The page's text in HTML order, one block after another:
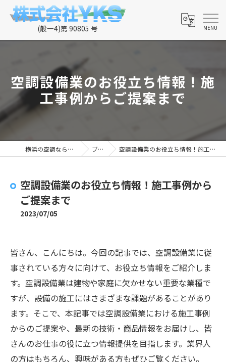
空調設備業のお役立ち情報！施
工事例からご提案まで
横浜の空調なら株式会社YKS ブログ 空調設備業のお役立ち情報！施工事例からご提案まで
空調設備業のお役立ち情報！施工事例から
ご提案まで
2023/07/05
皆さん、こんにちは。今回の記事では、空調設備業に従
事されている方々に向けて、お役立ち情報をご紹介しま
す。空調設備業は建物や家庭に欠かせない重要な業種で
すが、設備の施工にはさまざまな課題があることがあり
ます。そこで、本記事では空調設備業における施工事例
からのご提案や、最新の技術・商品情報をお届けし、皆
さんのお仕事の役に立つ情報提供を目指します。業界人
の方はもちろん、興味がある方もぜひご覧ください。